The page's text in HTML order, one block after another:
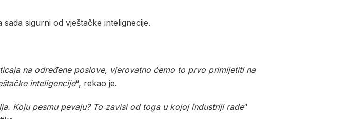
sigurni od vještačke intelignecije.
na određene poslove, vjerovatno ćemo to prvo primijetiti na
inteligencije“, rekao je.
Koju pesmu pevaju? To zavisi od toga u kojoj industriji rade“